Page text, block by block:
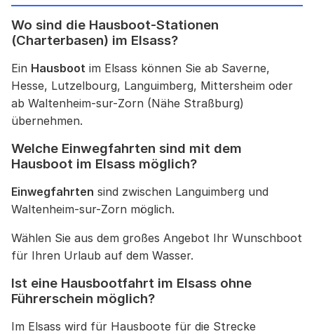
Wo sind die Hausboot-Stationen
(Charterbasen) im Elsass?
Ein Hausboot im Elsass können Sie ab Saverne,
Hesse, Lutzelbourg, Languimberg, Mittersheim oder
ab Waltenheim-sur-Zorn (Nähe Straßburg)
übernehmen.
Welche Einwegfahrten sind mit dem
Hausboot im Elsass möglich?
Einwegfahrten sind zwischen Languimberg und
Waltenheim-sur-Zorn möglich.
Wählen Sie aus dem großes Angebot Ihr Wunschboot
für Ihren Urlaub auf dem Wasser.
Ist eine Hausbootfahrt im Elsass ohne
Führerschein möglich?
Im Elsass wird für Hausboote für die Strecke